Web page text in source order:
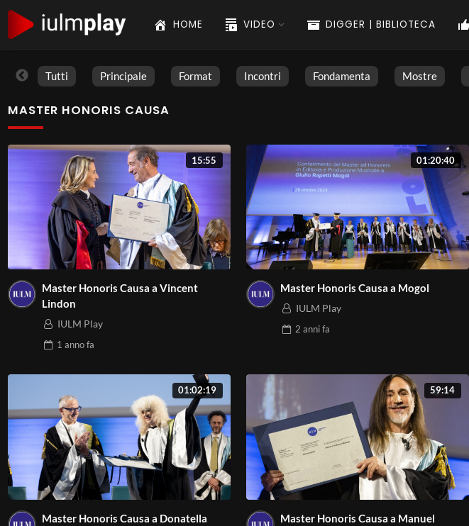
HOME VIDEO DIGGER | BIBLIOTECA
Tutti Principale Format Incontri Fondamenta Mostre
MASTER HONORIS CAUSA
15:55
Master Honoris Causa a Vincent
Lindon
IULM Play
1 annofa
01:20:40
Master Honoris Causa a Mogol
IULM Play
2 annifa
01:02:19
Master Honoris Causa a Donatella
59:14
Master Honoris Causa a Manuel